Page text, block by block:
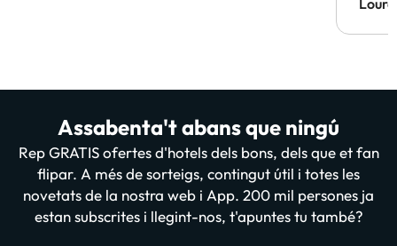
Assabenta't abans que ningú
Rep GRATIS ofertes d'hotels dels bons, dels que et fan
flipar. A més de sorteigs, contingut útil i totes les
novetats de la nostra web i App. 200 mil persones ja
estan subscrites i llegint-nos, t'apuntes tu també?